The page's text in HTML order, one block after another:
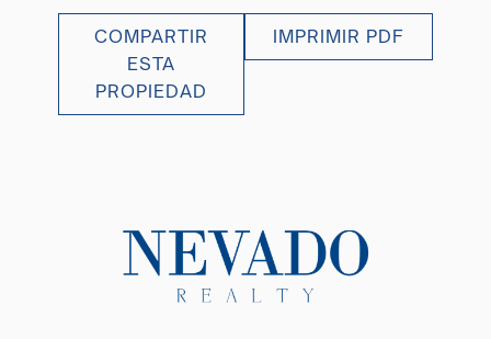
COMPARTIR
ESTA
PROPIEDAD
IMPRIMIR PDF